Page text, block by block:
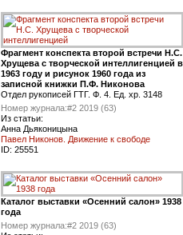
Фрагмент конспекта второй встречи Н.С.
Хрущева с творческой интеллигенцией в
1963 году и рисунок 1960 года из
записной книжки П.Ф. Никонова
Отдел рукописей ГТГ. Ф. 4. Ед. хр. 3148
Номер журнала:#2 2019 (63)
Из статьи:
Анна Дьяконицына
Павел Никонов. Движение к свободе
ID: 25551
Каталог выставки «Осенний салон» 1938
года
Номер журнала:#2 2019 (63)